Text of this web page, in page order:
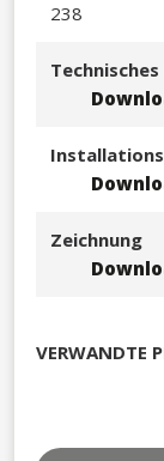
238​
Zeichnung
VERWANDTE